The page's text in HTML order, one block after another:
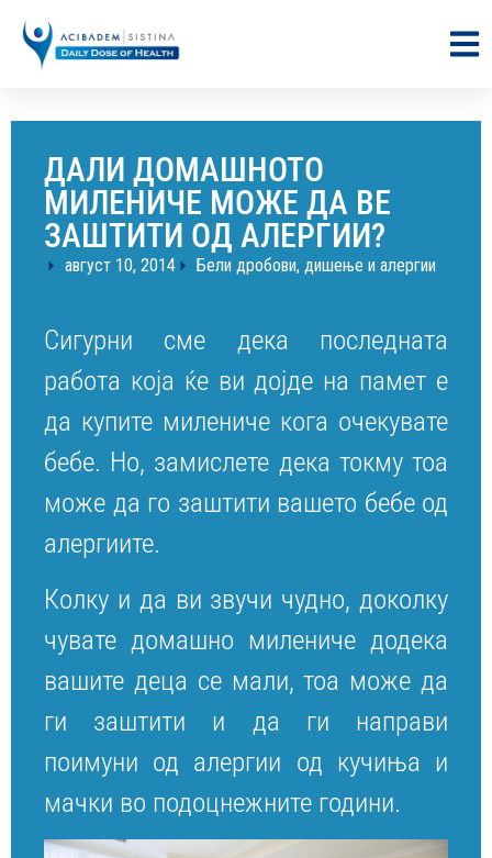
ДАЛИ ДОМАШНОТО
МИЛЕНИЧЕ МОЖЕ ДА ВЕ
ЗАШТИТИ ОД АЛЕРГИИ?
август 10, 2014 Бели дробови, дишење и алергии
Сигурни сме дека последната
работа која ќе ви дојде на памет е
да купите милениче кога очекувате
бебе. Но, замислете дека токму тоа
може да го заштити вашето бебе од
алергиите.
Колку и да ви звучи чудно, доколку
чувате домашно милениче додека
вашите деца се мали, тоа може да
ги заштити и да ги направи
поимуни од алергии од кучиња и
мачки во подоцнежните години.